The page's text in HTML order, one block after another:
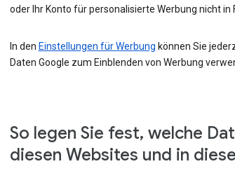
oder Ihr Konto für personalisierte Werbung nicht in
In den Einstellungen für Werbung können Sie
Daten Google zum Einblenden von Werbung
So legen Sie fest, welche
diesen Websites und in